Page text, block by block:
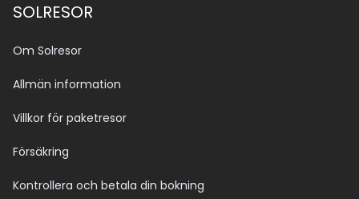
SOLRESOR
Om Solresor
Allmän information
Villkor för paketresor
Försäkring
Kontrollera och betala din bokning